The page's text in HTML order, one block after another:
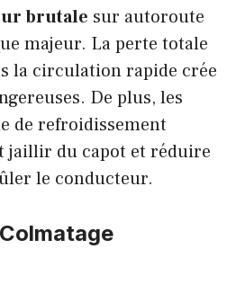
brutale sur autoroute
majeur. La perte totale
la circulation rapide crée
De plus, les
de refroidissement
jaillir du capot et réduire
le conducteur.